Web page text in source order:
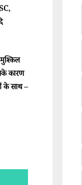
कारण
के साथ –